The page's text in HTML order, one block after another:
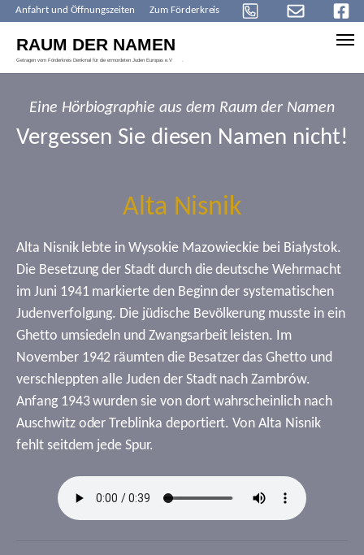
Anfahrt und Öffnungszeiten Zum Förderkreis
Eine Hörbiographie aus dem Raum der Namen
Vergessen Sie diesen Namen nicht!
Alta Nisnik
Alta Nisnik lebte in Wysokie Mazowieckie bei Białystok.
Die Besetzung der Stadt durch die deutsche Wehrmacht
im Juni 1941 markierte den Beginn der systematischen
Judenverfolgung. Die jüdische Bevölkerung musste in ein
Ghetto umsiedeln und Zwangsarbeit leisten. Im
November 1942 räumten die Besatzer das Ghetto und
verschleppten alle Juden der Stadt nach Zambrów.
Anfang 1943 wurden sie von dort wahrscheinlich nach
Auschwitz oder Treblinka deportiert. Von Alta Nisnik
fehlt seitdem jede Spur.